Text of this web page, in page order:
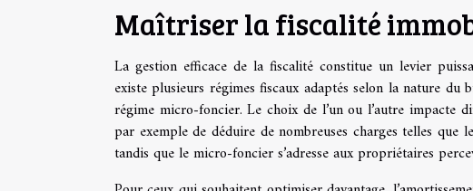
Maîtriser la fiscalité
La gestion efficace de la fiscalité constitue un levier
existe plusieurs régimes fiscaux adaptés selon la nature
régime micro-foncier. Le choix de l’un ou l’autre impacte
par exemple de déduire de nombreuses charges telles que
tandis que le micro-foncier s’adresse aux propriétaires